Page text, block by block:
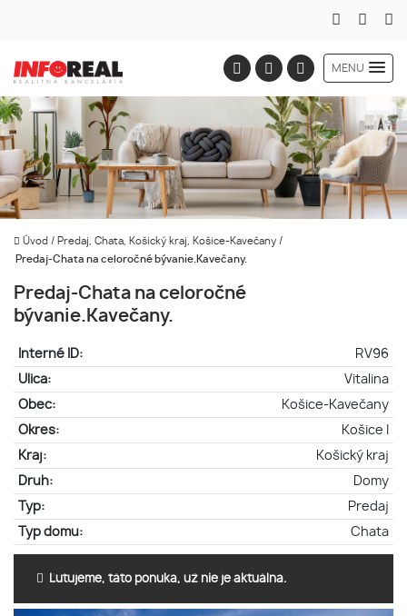
MENU
Úvod / Predaj, Chata, Košický kraj, Košice-Kavečany /
Predaj-Chata na celoročné bývanie.Kavečany.
Predaj-Chata na celoročné
bývanie.Kavečany.
Interné ID:
RV96
Ulica:
Vitalina
Obec:
Košice-Kavečany
Okres:
Košice I
Kraj:
Košický kraj
Druh:
Domy
Typ:
Predaj
Typ domu:
Chata
Ľutujeme, táto ponuka, už nie je aktuálna.